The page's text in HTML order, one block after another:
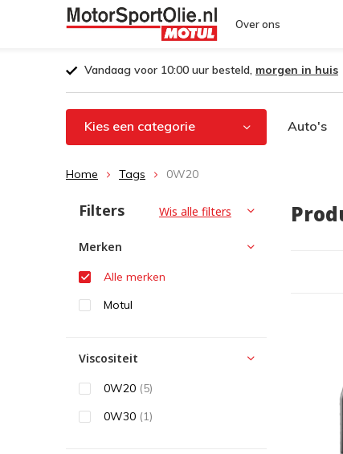
Over ons
Vandaag voor 10:00 uur besteld, morgen in huis
Kies een categorie Auto's
Home Tags 0W20
Filters Wis alle filters
Merken
Alle merken
Motul
Viscositeit
0W20 (5)
0W30 (1)